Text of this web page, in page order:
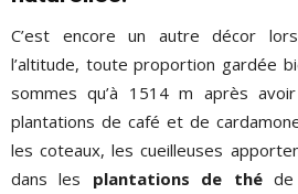
C’est encore un autre décor
l’altitude, toute proportion gardée
sommes qu’à 1514 m après
plantations de café et de
les coteaux, les cueilleuses
dans les plantations de théde